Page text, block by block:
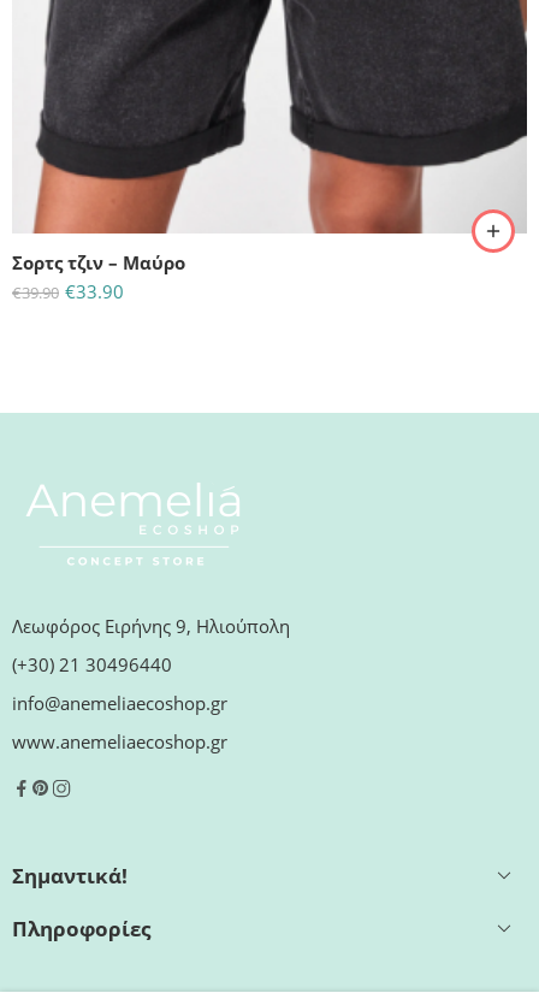
Σορτς τζιν – Μαύρο
€39.90 €33.90
Λεωφόρος Ειρήνης 9, Ηλιούπολη
(+30) 21 30496440
info@anemeliaecoshop.gr
www.anemeliaecoshop.gr
Σημαντικά!
Πληροφορίες